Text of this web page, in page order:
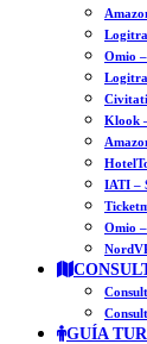
Omio
Klook
IATI –
Omio
GUÍA